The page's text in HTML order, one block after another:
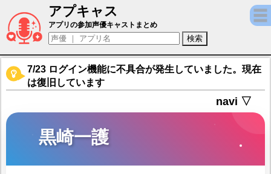
アプキャス
黒崎一護（声優：森田成一)【BLEACH
アプリの参加声優キャストまとめ
7/23 ログイン機能に不具合が発生していました。現在
は復旧しています
navi ▽
黒崎一護